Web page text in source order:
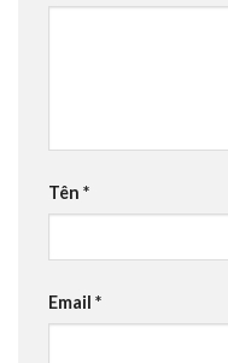
Tên *
Email *